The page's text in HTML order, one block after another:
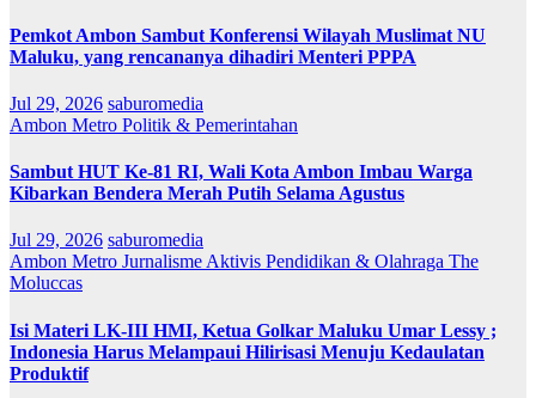
Pemkot Ambon Sambut Konferensi Wilayah Muslimat NU
Maluku, yang rencananya dihadiri Menteri PPPA
Jul 29, 2026 saburomedia
Ambon Metro Politik & Pemerintahan
Sambut HUT Ke-81 RI, Wali Kota Ambon Imbau Warga
Kibarkan Bendera Merah Putih Selama Agustus
Jul 29, 2026 saburomedia
Ambon Metro Jurnalisme Aktivis Pendidikan & Olahraga The
Moluccas
Isi Materi LK-III HMI, Ketua Golkar Maluku Umar Lessy ;
Indonesia Harus Melampaui Hilirisasi Menuju Kedaulatan
Produktif